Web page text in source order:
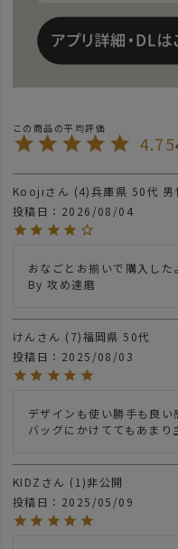
4.75
Kooji 4 兵庫県 50代 男
投稿日
2026/08/04
おなごとお揃いで購入した
By 攻め達磨
けん 7 福岡県 50代
投稿日
2025/08/03
デザインも使い勝手も良い
バッグにかけててもあまり
KIDZ 1 非公開
投稿日
2025/05/09